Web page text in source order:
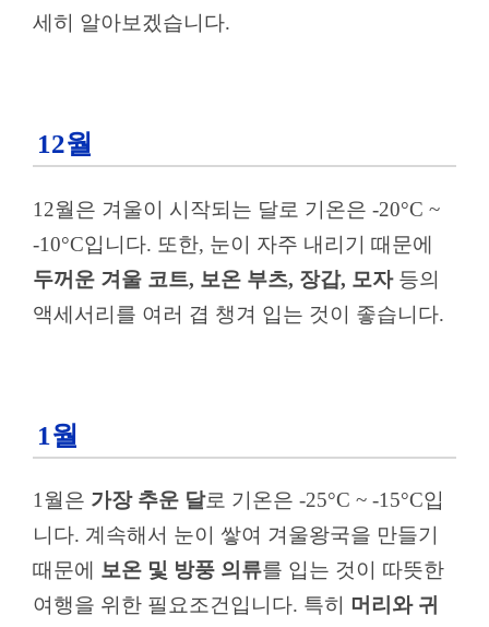
세히 알아보겠습니다.
12월
12월은 겨울이 시작되는 달로 기온은 -20°C ~
-10°C입니다. 또한, 눈이 자주 내리기 때문에
두꺼운 겨울 코트, 보온 부츠, 장갑, 모자등의
액세서리를 여러 겹 챙겨 입는 것이 좋습니다.
1월
1월은 가장 추운 달로 기온은 -25°C ~ -15°C입
니다. 계속해서 눈이 쌓여 겨울왕국을 만들기
때문에 보온 및 방풍 의류를 입는 것이 따뜻한
여행을 위한 필요조건입니다. 특히 머리와 귀